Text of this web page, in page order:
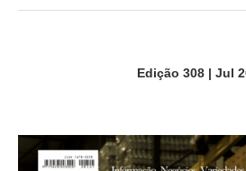
Edição 308 | Jul